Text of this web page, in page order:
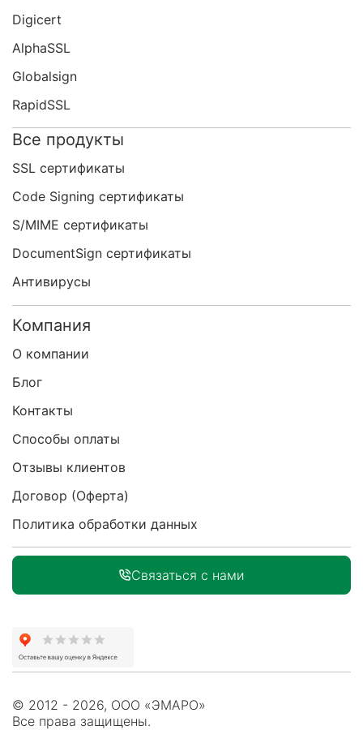
Digicert
AlphaSSL
Globalsign
RapidSSL
Все продукты
SSL сертификаты
Code Signing сертификаты
S/MIME сертификаты
DocumentSign сертификаты
Антивирусы
Компания
О компании
Блог
Контакты
Способы оплаты
Отзывы клиентов
Договор (Оферта)
Политика обработки данных
Связаться с нами
© 2012 - 2026, ООО «ЭМАРО»
Все права защищены.